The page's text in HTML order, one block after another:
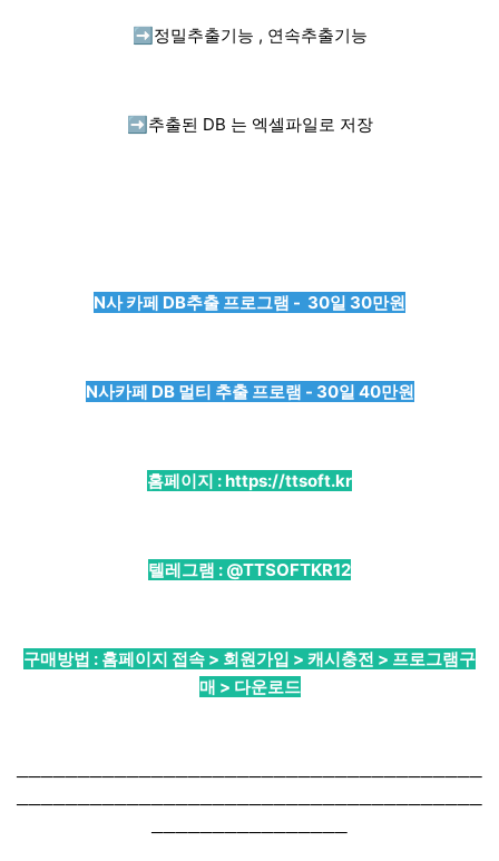
➡️ 정밀추출기능 , 연속추출기능
➡️ 추출된 DB 는 엑셀파일로 저장
N사 카페 DB추출 프로그램 - 30일 30만원
N사카페 DB 멀티 추출 프로램 - 30일 40만원
홈페이지 :https://ttsoft.kr
텔레그램 : @TTSOFTKR12
구매방법 : 홈페이지 접속 > 회원가입 > 캐시충전 > 프로그램구
매 > 다운로드
──────────────────────────────────────
──────────────────────────────────────
────────────────